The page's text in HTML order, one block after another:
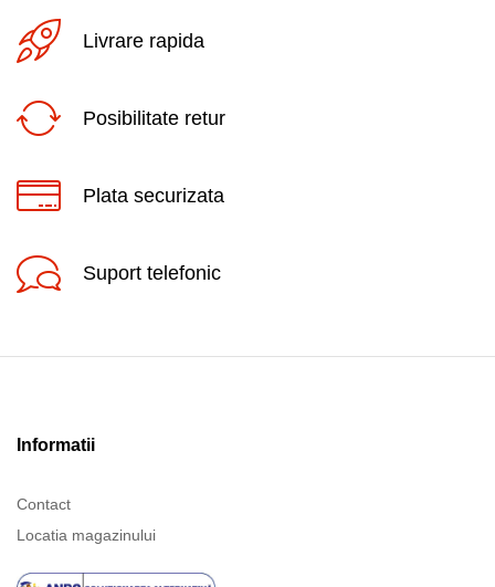
Livrare rapida
Posibilitate retur
Plata securizata
Suport telefonic
Informatii
Contact
Locatia magazinului